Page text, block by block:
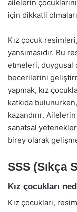
ailelerin
için dikkatli
Kız çocuk
yansımasıdır. Bu
etmeleri, duygusal
becerilerini
yapmak, kız
katkıda
kazandırır.
sanatsal
birey olarak
SSS (Sıkça
Kız çocukları
Kız çocukları,